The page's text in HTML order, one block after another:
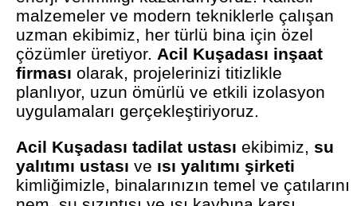
malzemeler ve modern tekniklerle çalışan
uzman ekibimiz, her türlü bina için özel
çözümler üretiyor. Acil Kuşadası inşaat
firması olarak, projelerinizi titizlikle
planlıyor, uzun ömürlü ve etkili izolasyon
uygulamaları gerçekleştiriyoruz.
Acil Kuşadası tadilat ustası ekibimiz, su
yalıtımı ustası ve ısı yalıtımı şirketi
kimliğimizle, binalarınızın temel ve çatılarını